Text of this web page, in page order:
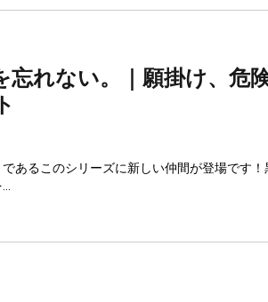
忘れない。｜願掛け、危
あるこのシリーズに新しい仲間が登場です